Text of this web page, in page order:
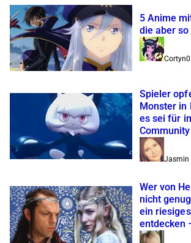
5 Anime
die aber
Cortyn0
Spieler
Monster in
es sei für
rettenden
Jasmin
Wer von
nicht
ein
entdecken
ein